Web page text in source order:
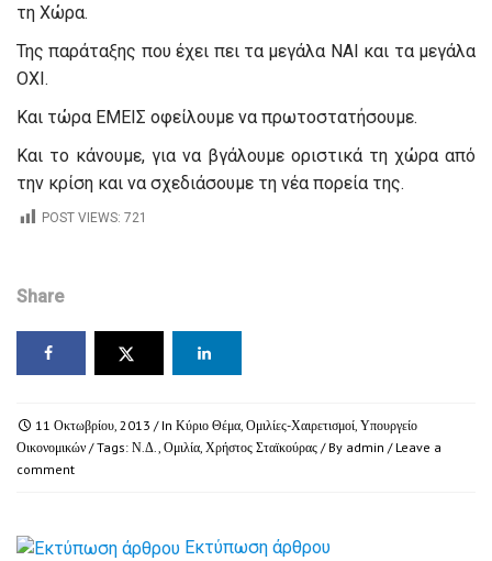
τη Χώρα.
Της παράταξης που έχει πει τα μεγάλα ΝΑΙ και τα μεγάλα
ΟΧΙ.
Και τώρα ΕΜΕΙΣ οφείλουμε να πρωτοστατήσουμε.
Και το κάνουμε, για να βγάλουμε οριστικά τη χώρα από
την κρίση και να σχεδιάσουμε τη νέα πορεία της.
POST VIEWS: 721
Share
11 Οκτωβρίου, 2013 / In Κύριο Θέμα, Ομιλίες-Χαιρετισμοί, Υπουργείο
Οικονομικών / Tags: Ν.Δ., Ομιλία, Χρήστος Σταϊκούρας / By admin / Leave a
comment
Εκτύπωση άρθρου